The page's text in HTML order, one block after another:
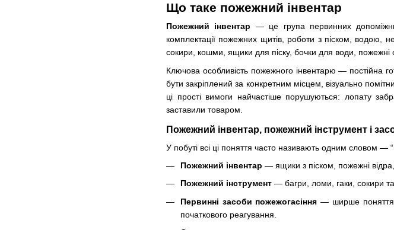
Що таке пожежний інвентар
Пожежний інвентар — це група первинних
комплектації пожежних щитів, роботи з піском, водою,
сокири, кошми, ящики для піску, бочки для води, пожежні
Ключова особливість пожежного інвентарю — постійна
бути закріплений за конкретним місцем, візуально
ці прості вимоги найчастіше порушуються: лопату
заставили товаром.
Пожежний інвентар, пожежний інструмент і
У побуті всі ці поняття часто називають одним словом —
Пожежний інвентар — ящики з піском, пожежні
Пожежний інструмент — багри, ломи, гаки, сокири та
Первинні засоби пожежогасіння — ширше поняття,
початкового реагування.